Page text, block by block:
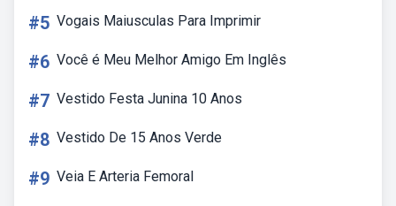
#5 Vogais Maiusculas Para Imprimir
#6 Você é Meu Melhor Amigo Em Inglês
#7 Vestido Festa Junina 10 Anos
#8 Vestido De 15 Anos Verde
#9 Veia E Arteria Femoral